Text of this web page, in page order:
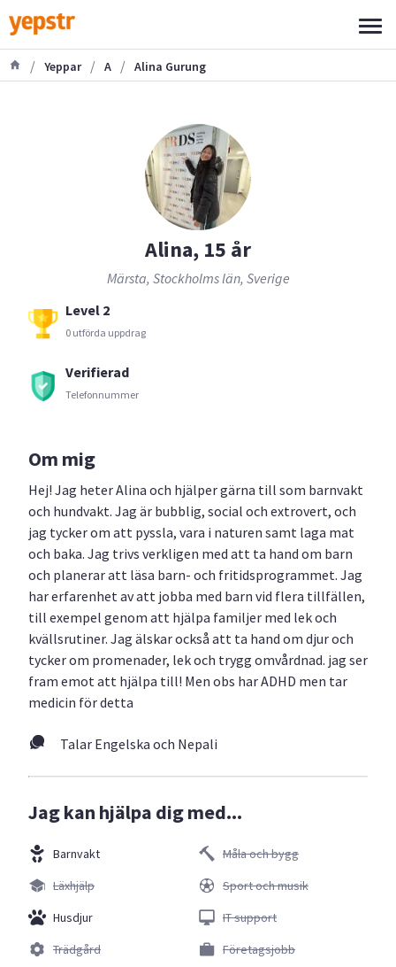
/ Yeppar / A / Alina Gurung
Alina, 15 år
Märsta, Stockholms län, Sverige
Level 2
0 utförda uppdrag
Verifierad
Telefonnummer
Om mig
Hej! Jag heter Alina och hjälper gärna till som barnvakt
och hundvakt. Jag är bubblig, social och extrovert, och
jag tycker om att pyssla, vara i naturen samt laga mat
och baka. Jag trivs verkligen med att ta hand om barn
och planerar att läsa barn- och fritidsprogrammet. Jag
har erfarenhet av att jobba med barn vid flera tillfällen,
till exempel genom att hjälpa familjer med lek och
kvällsrutiner. Jag älskar också att ta hand om djur och
tycker om promenader, lek och trygg omvårdnad. jag ser
fram emot att hjälpa till! Men obs har ADHD men tar
medicin för detta
Talar Engelska och Nepali
Jag kan hjälpa dig med...
Barnvakt
Läxhjälp
Husdjur
Trädgård
Måla och bygg
Sport och musik
IT support
Företagsjobb